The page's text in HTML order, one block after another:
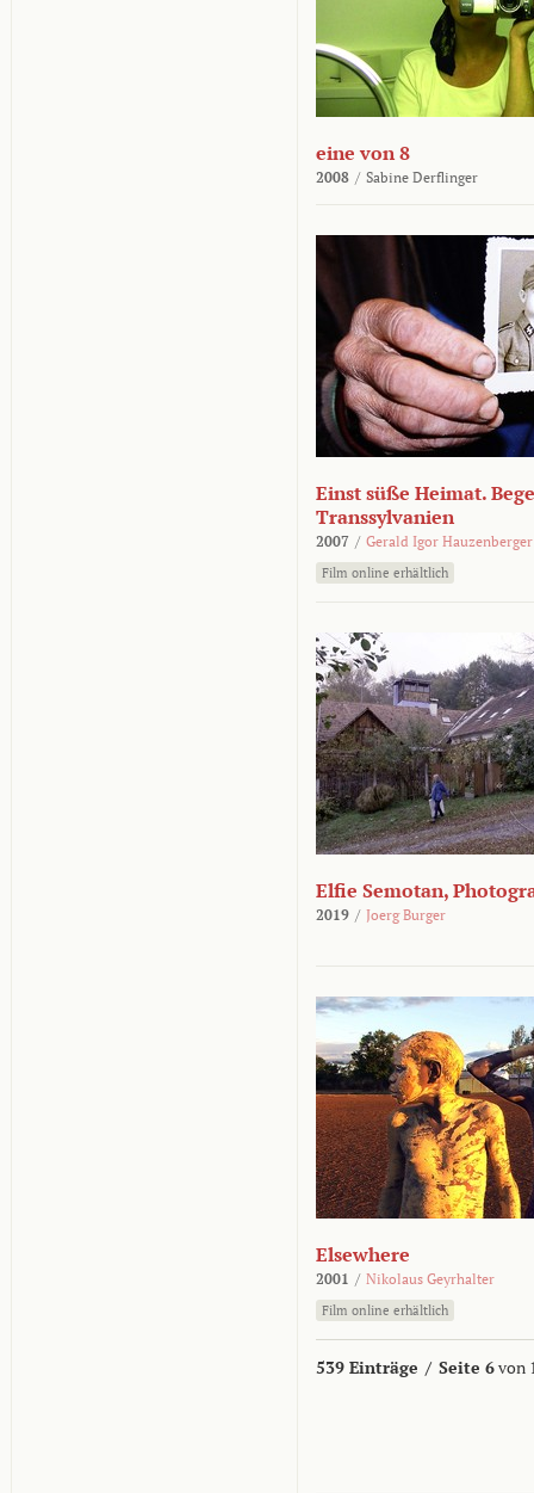
eine von 8
2008 / Sabine Derflinger
Einst süße Heimat.
Transsylvanien
2007 / Gerald Igor Hauzenberger
Film online erhältlich
Elfie Semotan,
2019 / Joerg Burger
Elsewhere
2001 / Nikolaus Geyrhalter
Film online erhältlich
539 Einträge / Seite 6von